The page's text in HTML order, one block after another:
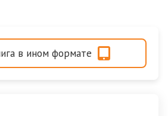
в ином формате